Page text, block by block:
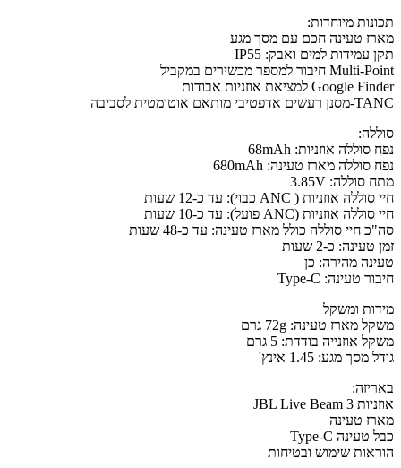
תכונות מיוחדות:
מארז טעינה חכם עם מסך מגע
תקן עמידות למים ואבק: IP55
Multi-Point חיבור למספר מכשירים במקביל
Google Finder למציאת אוזניות אבודות
TANC-מסנן רעשים אדפטיבי מותאם אוטומטית לסביבה
סוללה:
נפח סוללה אוזניות: 68mAh
נפח סוללה מארז טעינה: 680mAh
מתח סוללה: 3.85V
חיי סוללה אוזניות ( ANC כבוי): עד כ-12 שעות
חיי סוללה אוזניות (ANC פועל): עד כ-10 שעות
סה"כ חיי סוללה כולל מארז טעינה: עד כ-48 שעות
זמן טעינה: כ-2 שעות
טעינה מהירה: כן
חיבור טעינה: Type-C
מידות ומשקל
משקל מארז טעינה: 72g גרם
משקל אוזנייה בודדת: 5 גרם
גודל מסך מגע: 1.45 אינץ'
באריזה:
אוזניות JBL Live Beam 3
מארז טעינה
כבל טעינה Type-C
הוראות שימוש ובטיחות